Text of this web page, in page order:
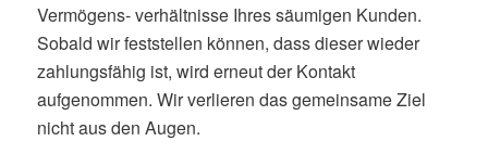
Vermögens- verhältnisse Ihres säumigen Kunden.
Sobald wir feststellen können, dass dieser wieder
zahlungsfähig ist, wird erneut der Kontakt
aufgenommen. Wir verlieren das gemeinsame Ziel
nicht aus den Augen.